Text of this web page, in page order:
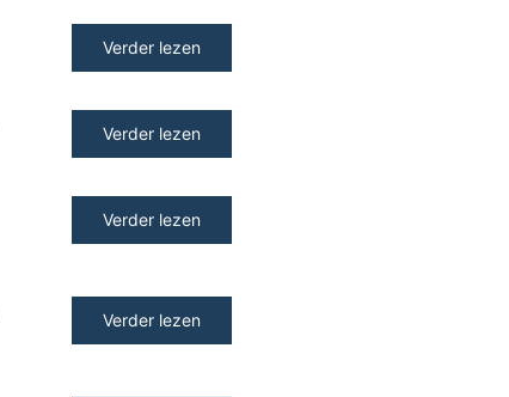
Verder lezen
Verder lezen
Verder lezen
Verder lezen